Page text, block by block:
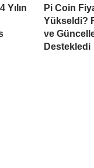
Yılın
Pi Coin
Yükseldi?
ve
Destekledi